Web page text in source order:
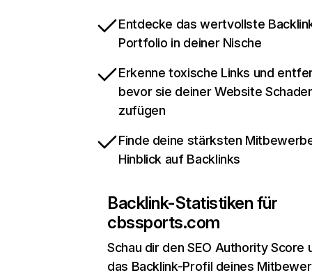
Entdecke das wertvollste
Portfolio in deiner Nische
Erkenne toxische Links und
bevor sie deiner Website
zufügen
Finde deine stärksten
Hinblick auf Backlinks
Backlink-Statistiken für
cbssports.com
Schau dir den SEO Authority Score
das Backlink-Profil deines